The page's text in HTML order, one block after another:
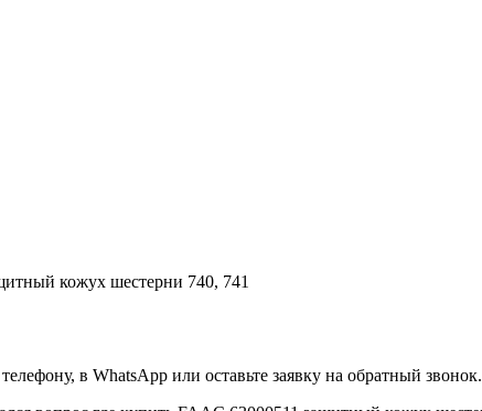
кожух шестерни 740, 741
в WhatsApp или оставьте заявку на обратный звонок.